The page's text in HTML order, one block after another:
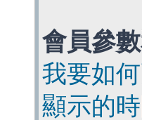
會員參
我要如
顯示的